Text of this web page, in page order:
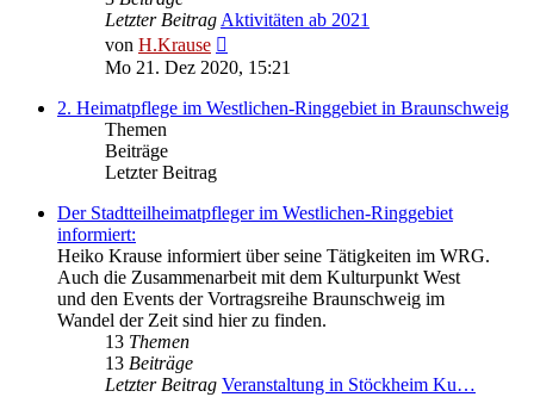
Letzter BeitragAktivitäten ab 2021
von H.Krause
Beitrag
Mo 21. Dez 2020, 15:21
2. Heimatpflege im Westlichen-Ringgebiet in Braunschweig
Themen
Beiträge
Letzter Beitrag
Der Stadtteilheimatpfleger im Westlichen-Ringgebiet
informiert:
Heiko Krause informiert über seine Tätigkeiten im WRG.
Auch die Zusammenarbeit mit dem Kulturpunkt West
und den Events der Vortragsreihe Braunschweig im
Wandel der Zeit sind hier zu finden.
13 Themen
13 Beiträge
Letzter Beitrag Veranstaltung in Stöckheim Ku…